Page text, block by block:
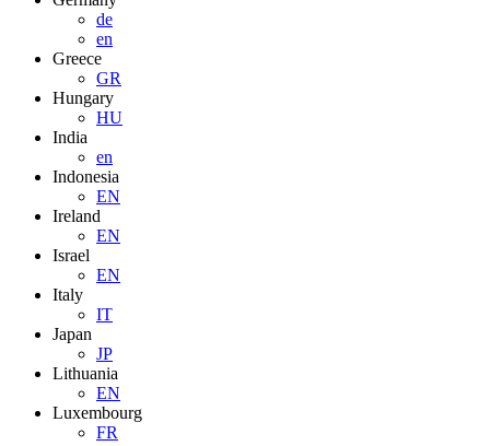
de
en
Greece
GR
Hungary
HU
India
en
Indonesia
EN
Ireland
EN
Israel
EN
Italy
IT
Japan
JP
Lithuania
EN
Luxembourg
FR